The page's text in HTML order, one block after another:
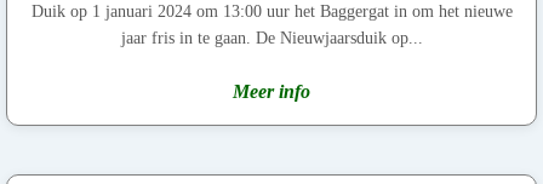
Duik op 1 januari 2024 om 13:00 uur het Baggergat in om het nieuwe
jaar fris in te gaan. De Nieuwjaarsduik op...
Meer info